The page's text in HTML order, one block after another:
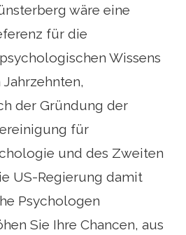
wäre eine
für die
Wissens
der Gründung der
für
und des Zweiten
US-Regierung damit
Psychologen
Sie Ihre Chancen, aus